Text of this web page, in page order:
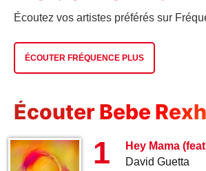
Écoutez vos artistes préférés sur
ÉCOUTER FRÉQUENCE PLUS
Écouter Bebe
1
Hey Mama
David Guetta